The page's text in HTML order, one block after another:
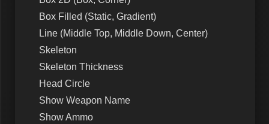
Box Filled (Static, Gradient)
Line (Middle Top, Middle Down, Center)
Skeleton
Skeleton Thickness
Head Circle
Show Weapon Name
Show Ammo